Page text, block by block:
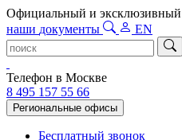
Официальный и
наши документы EN
Телефон в Москве
8 495 157 55 66
Региональные офисы
Бесплатный звонок